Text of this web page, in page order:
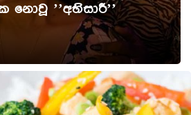
නොවූ ’’අභිසාරී’’